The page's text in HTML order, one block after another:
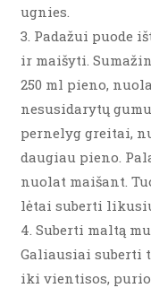
ugnies.
3. Padažui puode
ir maišyti.
250 ml pieno,
nesusidarytų
pernelyg greitai,
daugiau pieno.
nuolat maišant.
lėtai suberti
4. Suberti maltą
Galiausiai suberti
iki vientisos,